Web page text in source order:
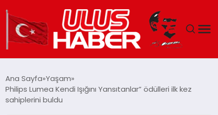
DÜNYA
Ana Sayfa Yaşam
Philips Lumea Kendi Işığını Yansıtanlar” ödülleri ilk kez
sahiplerini buldu